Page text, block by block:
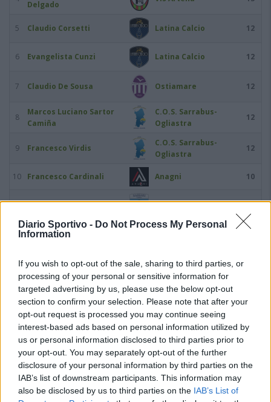
Diario Sportivo - Do Not Process My Personal
Information
If you wish to opt-out of the sale, sharing to third parties, or
processing of your personal or sensitive information for
targeted advertising by us, please use the below opt-out
section to confirm your selection. Please note that after your
opt-out request is processed you may continue seeing
interest-based ads based on personal information utilized by
us or personal information disclosed to third parties prior to
your opt-out. You may separately opt-out of the further
disclosure of your personal information by third parties on the
IAB’s list of downstream participants. This information may
also be disclosed by us to third parties on the IAB’s List of
Delgado
5 Claudio Corsetti Latina Calcio 12
6 Evangelista Cunzi Latina Calcio 12
7 Claudio De Sousa Ostiamare 12
8
Marcos Luciano Sartor
Camiña
C.O.S. Sarrabus-
Ogliastra
12
9 Francesco Virdis
C.O.S. Sarrabus-
Ogliastra
12
10 Francesco Cardinali Anagni 10
11 Marco Cabeccia Latte Dolce 9
Gian Piero Tozzi
13 Marco Ilari
Pro Calcio Tor
Sapienza
14 Nicolò Pozzebon Arzachena Academy
15
Leonardo Jose Abreu
Santos
Cassino Calcio 7
16 Antonio Ferrara Nuova Florida
Daniele Forte Turris Calcio